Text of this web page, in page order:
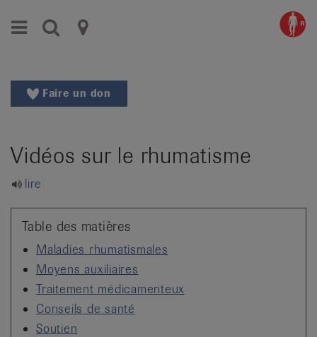
vers
au
Aller
Changer
région
Faire un don
Vidéos sur le rhumatisme
lire
Table des matières
Maladies rhumatismales
Moyens auxiliaires
Traitement médicamenteux
Conseils de santé
Soutien
Menu Recherche
Ligues
contre
le
|
nationales
de
patients